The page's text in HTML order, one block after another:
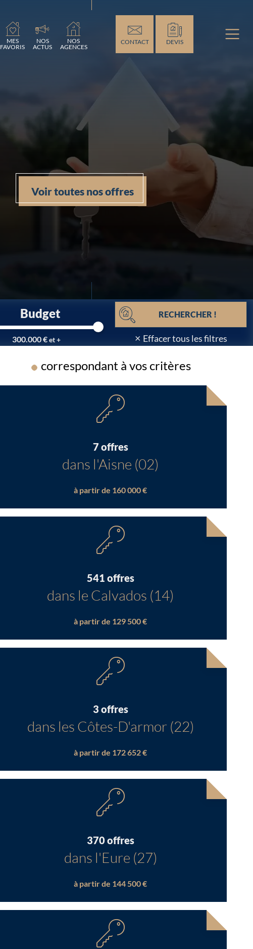
MES
FAVORIS
NOS
ACTUS
NOS
AGENCES
CONTACT DEVIS
Voir toutes nos offres
Budget
300.000 €et +
RECHERCHER !
× Effacer tous les filtres
correspondant à vos critères
7 offres
dans l'Aisne (02)
à partir de 160 000 €
541 offres
dans le Calvados (14)
à partir de 129 500 €
3 offres
dans les Côtes-D'armor (22)
à partir de 172 652 €
370 offres
dans l'Eure (27)
à partir de 144 500 €